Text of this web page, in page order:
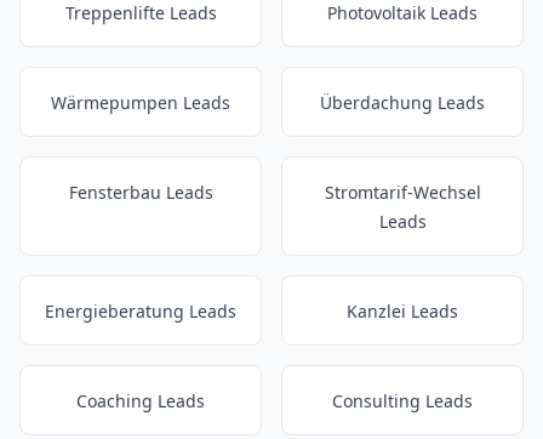
Treppenlifte Leads Photovoltaik Leads
Wärmepumpen Leads Überdachung Leads
Fensterbau Leads
Stromtarif-Wechsel
Leads
Energieberatung Leads Kanzlei Leads
Coaching Leads Consulting Leads